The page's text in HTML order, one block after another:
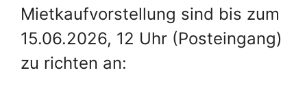
Mietkaufvorstellung sind bis zum
15.06.2026, 12 Uhr (Posteingang)
zu richten an: